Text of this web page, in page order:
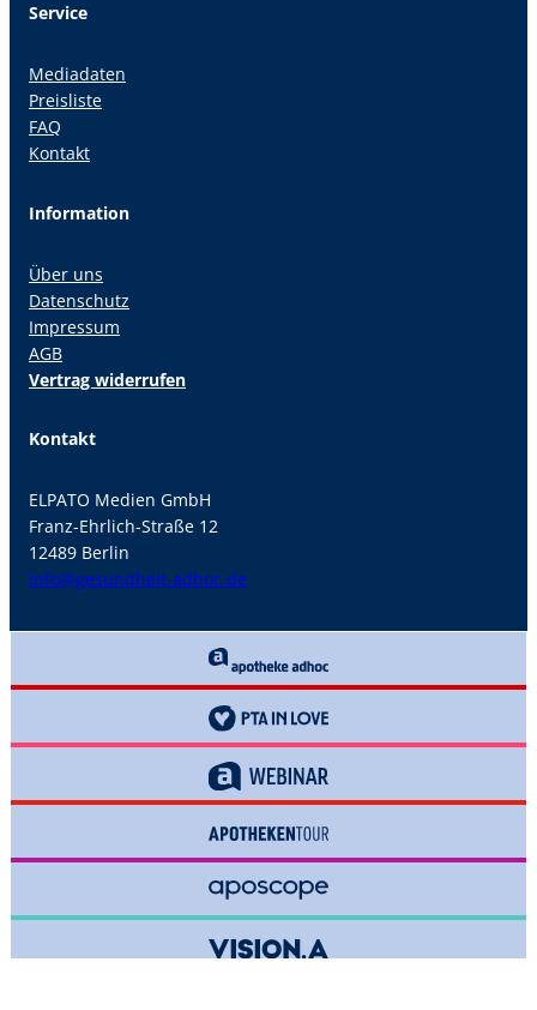
Service
Mediadaten
Preisliste
FAQ
Kontakt
Information
Über uns
Datenschutz
Impressum
AGB
Vertrag widerrufen
Kontakt
ELPATO Medien GmbH
Franz-Ehrlich-Straße 12
12489 Berlin
info@gesundheit-adhoc.de